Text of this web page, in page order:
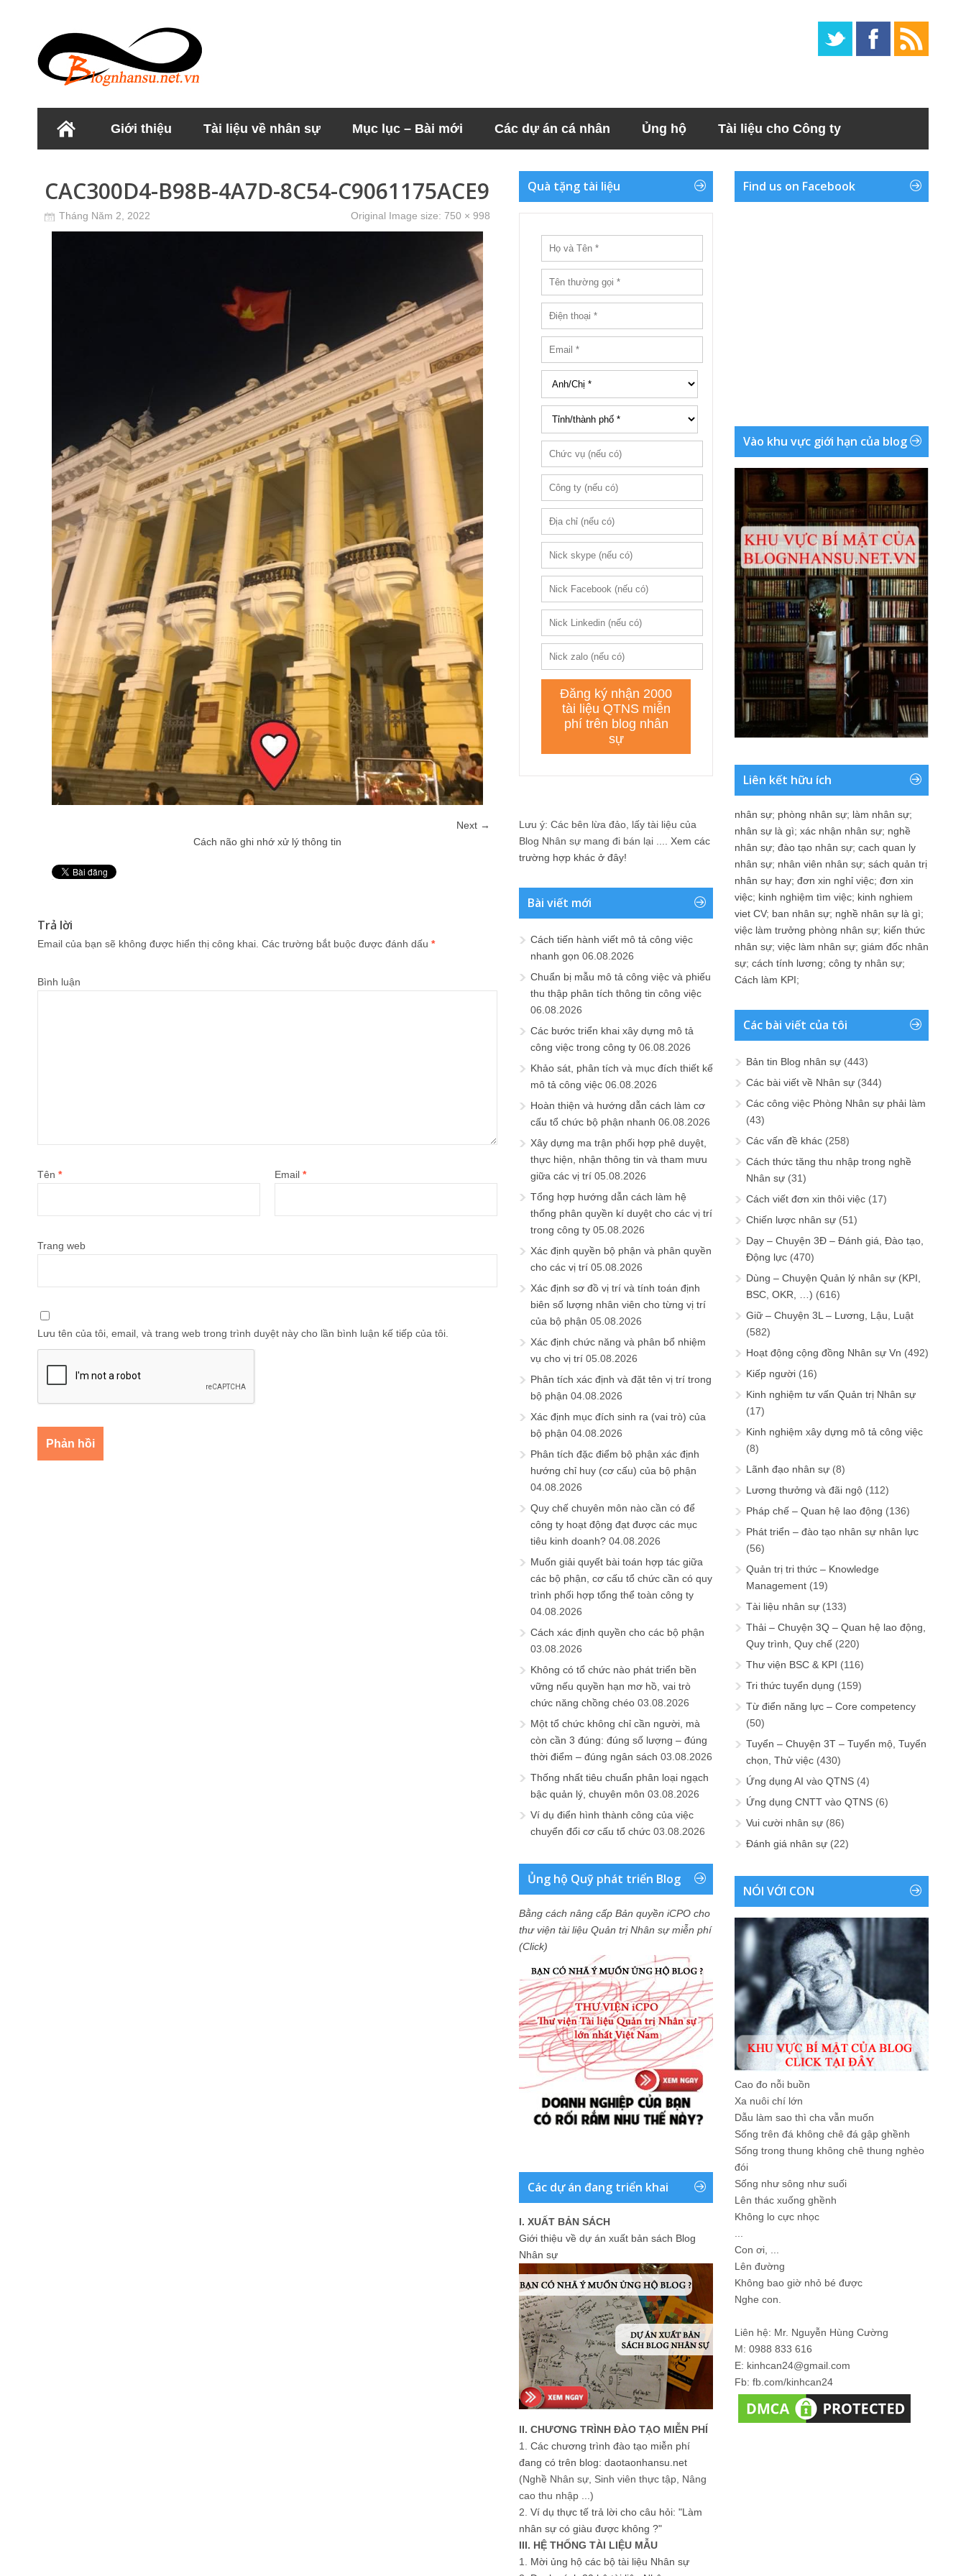
Giới thiệu Tài liệu về nhân sự Mục lục – Bài mới Các dự án cá nhân Ủng hộ Tài liệu cho Công ty
CAC300D4-B98B-4A7D-8C54-C9061175ACE9
Tháng Năm 2, 2022 Original Image size: 750 × 998
Next →
Cách não ghi nhớ xử lý thông tin
Trả lời
Email của bạn sẽ không được hiển thị công khai. Các trường bắt buộc được đánh dấu *
Bình luận
Tên * Email *
Trang web
Lưu tên của tôi, email, và trang web trong trình duyệt này cho lần bình luận kế tiếp của tôi.
Quà tặng tài liệu
Lưu ý: Các bên lừa đảo, lấy tài liệu của
Blog Nhân sự mang đi bán lại .... Xem các
trường hợp khác ở đây!
Bài viết mới
Cách tiến hành viết mô tả công việc
nhanh gọn 06.08.2026
Chuẩn bị mẫu mô tả công việc và phiếu
thu thập phân tích thông tin công việc
06.08.2026
Các bước triển khai xây dựng mô tả
công việc trong công ty 06.08.2026
Khảo sát, phân tích và mục đích thiết kế
mô tả công việc 06.08.2026
Hoàn thiện và hướng dẫn cách làm cơ
cấu tổ chức bộ phận nhanh 06.08.2026
Xây dựng ma trận phối hợp phê duyệt,
thực hiện, nhận thông tin và tham mưu
giữa các vị trí 05.08.2026
Tổng hợp hướng dẫn cách làm hệ
thống phân quyền kí duyệt cho các vị trí
trong công ty 05.08.2026
Xác định quyền bộ phận và phân quyền
cho các vị trí 05.08.2026
Xác định sơ đồ vị trí và tính toán định
biên số lượng nhân viên cho từng vị trí
của bộ phận 05.08.2026
Xác định chức năng và phân bổ nhiệm
vụ cho vị trí 05.08.2026
Phân tích xác định và đặt tên vị trí trong
bộ phận 04.08.2026
Xác định mục đích sinh ra (vai trò) của
bộ phận 04.08.2026
Phân tích đặc điểm bộ phận xác định
hướng chỉ huy (cơ cấu) của bộ phận
04.08.2026
Quy chế chuyên môn nào cần có để
công ty hoạt động đạt được các mục
tiêu kinh doanh? 04.08.2026
Muốn giải quyết bài toán hợp tác giữa
các bộ phận, cơ cấu tổ chức cần có quy
trình phối hợp tổng thể toàn công ty
04.08.2026
Cách xác định quyền cho các bộ phận
03.08.2026
Không có tổ chức nào phát triển bền
vững nếu quyền hạn mơ hồ, vai trò
chức năng chồng chéo 03.08.2026
Một tổ chức không chỉ cần người, mà
còn cần 3 đúng: đúng số lượng – đúng
thời điểm – đúng ngân sách 03.08.2026
Thống nhất tiêu chuẩn phân loại ngạch
bậc quản lý, chuyên môn 03.08.2026
Ví dụ điển hình thành công của việc
chuyển đổi cơ cấu tổ chức 03.08.2026
Ủng hộ Quỹ phát triển Blog
Bằng cách nâng cấp Bản quyền iCPO cho
thư viện tài liệu Quản trị Nhân sự miễn phí
(Click)
Các dự án đang triển khai
I. XUẤT BẢN SÁCH
Giới thiệu về dự án xuất bản sách Blog
Nhân sự
II. CHƯƠNG TRÌNH ĐÀO TẠO MIỄN PHÍ
1. Các chương trình đào tạo miễn phí
đang có trên blog: daotaonhansu.net
(Nghề Nhân sự, Sinh viên thực tập, Nâng
cao thu nhập ...)
2. Ví dụ thực tế trả lời cho câu hỏi: "Làm
nhân sự có giàu được không ?"
III. HỆ THỐNG TÀI LIỆU MẪU
1. Mời ủng hộ các bộ tài liệu Nhân sự
Find us on Facebook
Vào khu vực giới hạn của blog
Liên kết hữu ích
nhân sự; phòng nhân sự; làm nhân sự;
nhân sự là gì; xác nhận nhân sự; nghề
nhân sự; đào tạo nhân sự; cach quan ly
nhân sự; nhân viên nhân sự; sách quản trị
nhân sự hay; đơn xin nghỉ việc; đơn xin
việc; kinh nghiệm tìm việc; kinh nghiem
viet CV; ban nhân sự; nghề nhân sự là gì;
việc làm trưởng phòng nhân sự; kiến thức
nhân sự; việc làm nhân sự; giám đốc nhân
sự; cách tính lương; công ty nhân sự;
Cách làm KPI;
Các bài viết của tôi
Bản tin Blog nhân sự (443)
Các bài viết về Nhân sự (344)
Các công việc Phòng Nhân sự phải làm
(43)
Các vấn đề khác (258)
Cách thức tăng thu nhập trong nghề
Nhân sự (31)
Cách viết đơn xin thôi việc (17)
Chiến lược nhân sự (51)
Dạy – Chuyện 3Đ – Đánh giá, Đào tạo,
Động lực (470)
Dùng – Chuyện Quản lý nhân sự (KPI,
BSC, OKR, …) (616)
Giữ – Chuyện 3L – Lương, Lậu, Luật
(582)
Hoạt động cộng đồng Nhân sự Vn (492)
Kiếp người (16)
Kinh nghiệm tư vấn Quản trị Nhân sự
(17)
Kinh nghiệm xây dựng mô tả công việc
(8)
Lãnh đạo nhân sự (8)
Lương thưởng và đãi ngộ (112)
Pháp chế – Quan hệ lao động (136)
Phát triển – đào tạo nhân sự nhân lực
(56)
Quản trị tri thức – Knowledge
Management (19)
Tài liệu nhân sự (133)
Thải – Chuyện 3Q – Quan hệ lao động,
Quy trình, Quy chế (220)
Thư viện BSC & KPI (116)
Tri thức tuyển dụng (159)
Từ điển năng lực – Core competency
(50)
Tuyển – Chuyện 3T – Tuyển mộ, Tuyển
chọn, Thử việc (430)
Ứng dụng AI vào QTNS (4)
Ứng dụng CNTT vào QTNS (6)
Vui cười nhân sự (86)
Đánh giá nhân sự (22)
NÓI VỚI CON
Cao đo nỗi buồn
Xa nuôi chí lớn
Dẫu làm sao thì cha vẫn muốn
Sống trên đá không chê đá gập ghềnh
Sống trong thung không chê thung nghèo
đói
Sống như sông như suối
Lên thác xuống ghềnh
Không lo cực nhọc
Con ơi, ...
Lên đường
Không bao giờ nhỏ bé được
Nghe con.
Liên hệ: Mr. Nguyễn Hùng Cường
M: 0988 833 616
E: kinhcan24@gmail.com
Fb: fb.com/kinhcan24